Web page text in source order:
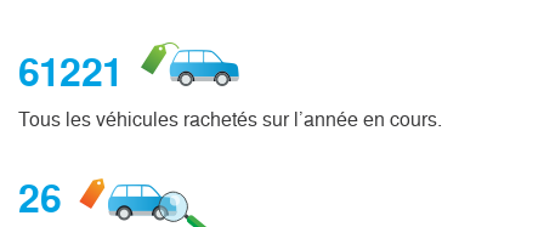
61221
Tous les véhicules rachetés sur l’année en cours.
26